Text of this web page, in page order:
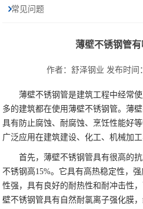
常见问题
薄壁不锈钢管有
作者：舒泽钢业 发布时间
薄壁不锈钢管是建筑工程中经常
多的建筑都在使用薄壁不锈钢管。薄
具有防止腐蚀、耐腐蚀、烹饪性能好
广泛应用在建筑建设、化工、机械加工
首先，薄壁不锈钢管具有很高的
不锈钢高15%。它具有高热稳定性，
性强，具有良好的耐热性和耐冲击性
壁不锈钢管具有自然耐氯离子强化膜